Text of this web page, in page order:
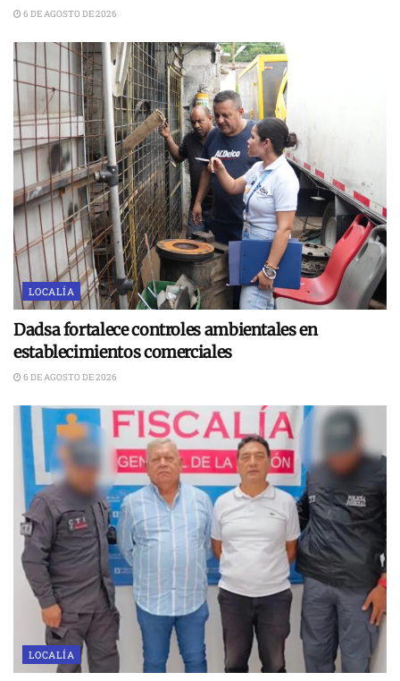
6 DE AGOSTO DE 2026
LOCALÍA
Dadsa fortalece controles ambientales en
establecimientos comerciales
6 DE AGOSTO DE 2026
LOCALÍA